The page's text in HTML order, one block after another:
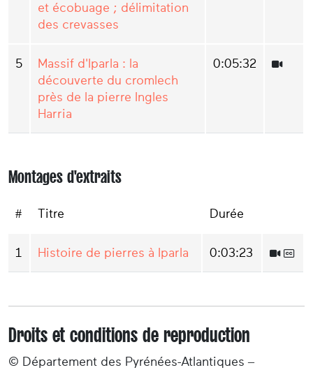
et écobuage ; délimitation
des crevasses
5
Massif d'Iparla : la
découverte du cromlech
près de la pierre Ingles
Harria
0:05:32
Montages d'extraits
# Titre Durée
1 Histoire de pierres à Iparla 0:03:23
Droits et conditions de reproduction
© Département des Pyrénées-Atlantiques –